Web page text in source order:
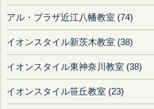
アル・プラザ近江八幡教室 (74)
イオンスタイル新茨木教室 (38)
イオンスタイル東神奈川教室 (38)
イオンスタイル笹丘教室 (23)